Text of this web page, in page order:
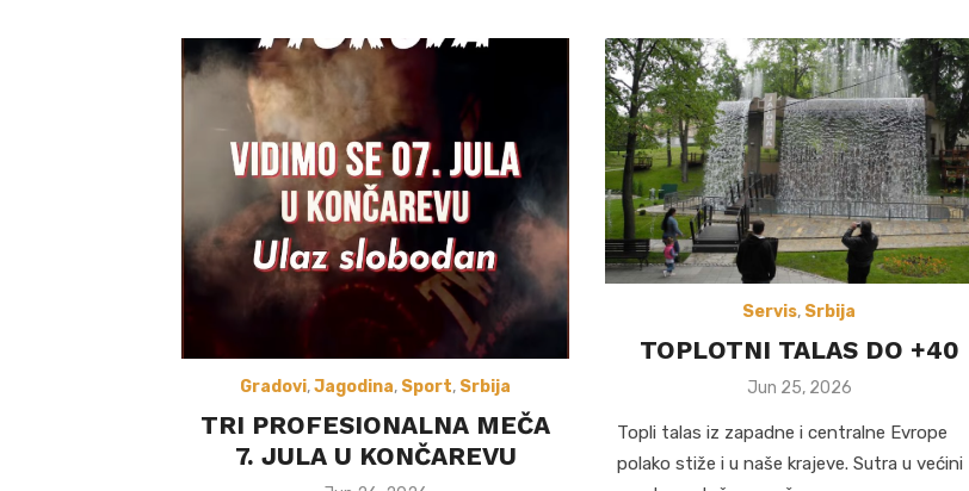
Gradovi,Jagodina, Sport, Srbija
TRI PROFESIONALNA MEČA
7. JULA U KONČAREVU
Servis, Srbija
TOPLOTNI TALAS DO +40
Posted
Jun 25, 2026
Topli talas iz zapadne i centralne Evrope
polako stiže i u naše krajeve. Sutra u većini